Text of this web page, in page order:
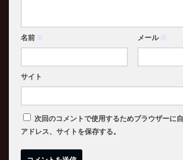
名前 ※ メール ※
サイト
次回のコメントで使用するためブラウザーに
アドレス、サイトを保存する。